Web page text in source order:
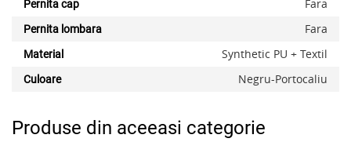
Pernita cap Fara
Pernita lombara Fara
Material Synthetic PU + Textil
Culoare Negru-Portocaliu
Produse din aceeasi categorie